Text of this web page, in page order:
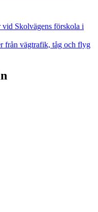
Skolvägens förskola i
från vägtrafik, tåg och flyg